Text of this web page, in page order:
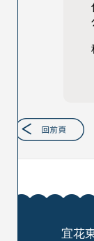
宜花